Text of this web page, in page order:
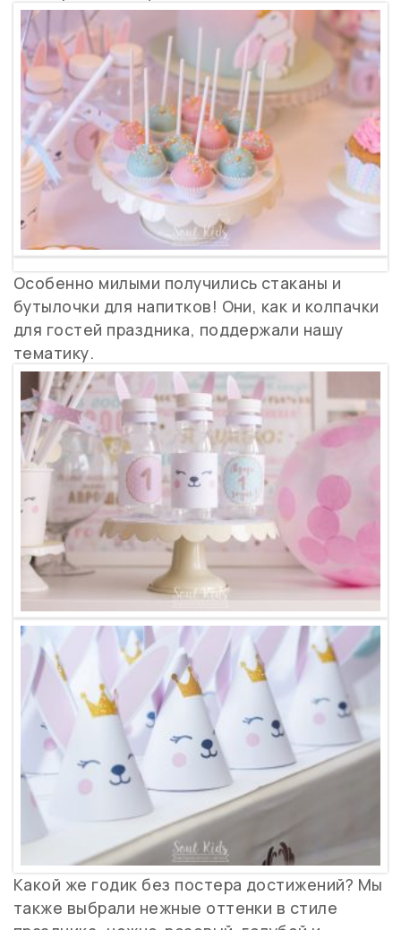
Особенно милыми получились стаканы и
бутылочки для напитков! Они, как и колпачки
для гостей праздника, поддержали нашу
тематику.
Какой же годик без постера достижений? Мы
также выбрали нежные оттенки в стиле